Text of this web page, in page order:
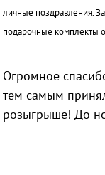
личные поздравления.
подарочные комплекты
Огромное
тем самым
розыгрыше! До